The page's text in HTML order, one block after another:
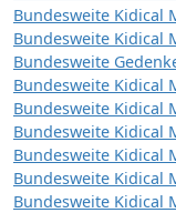
Bundesweite Kidical
Bundesweite Kidical
Bundesweite
Bundesweite Kidical
Bundesweite Kidical
Bundesweite Kidical
Bundesweite Kidical
Bundesweite Kidical
Bundesweite Kidical